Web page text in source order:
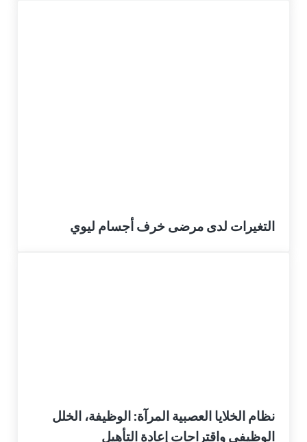
التغيرات لدى مرضى خرف أجسام ليوي
نظام الخلايا العصبية المرآة: الوظيفة، الخلل
الوظيفي واقتراحات إعادة التأهيل